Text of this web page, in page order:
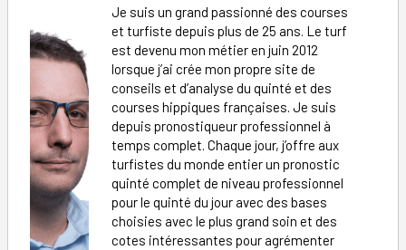
Je suis un grand passionné des courses
et turfiste depuis plus de 25 ans. Le turf
est devenu mon métier en juin 2012
lorsque j’ai crée mon propre site de
conseils et d’analyse du quinté et des
courses hippiques françaises. Je suis
depuis pronostiqueur professionnel à
temps complet. Chaque jour, j’offre aux
turfistes du monde entier un pronostic
quinté complet de niveau professionnel
pour le quinté du jour avec des bases
choisies avec le plus grand soin et des
cotes intéressantes pour agrémenter